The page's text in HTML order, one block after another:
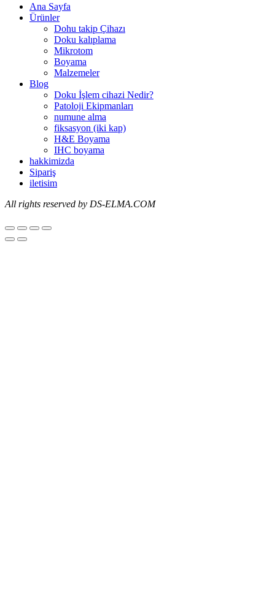
Ana Sayfa
Ürünler
Dohu takip Çihazı
Doku kalıplama
Mikrotom
Boyama
Malzemeler
Blog
Doku İşlem cihazi Nedir?
Patoloji Ekipmanları
numune alma
fiksasyon (iki kap)
H&E Boyama
IHC boyama
hakkimizda
Sipariş
iletisim
All rights reserved by DS-ELMA.COM